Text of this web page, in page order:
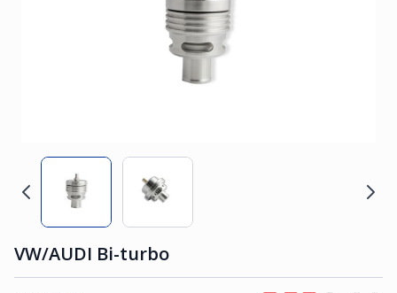
VW/AUDI Bi-turbo